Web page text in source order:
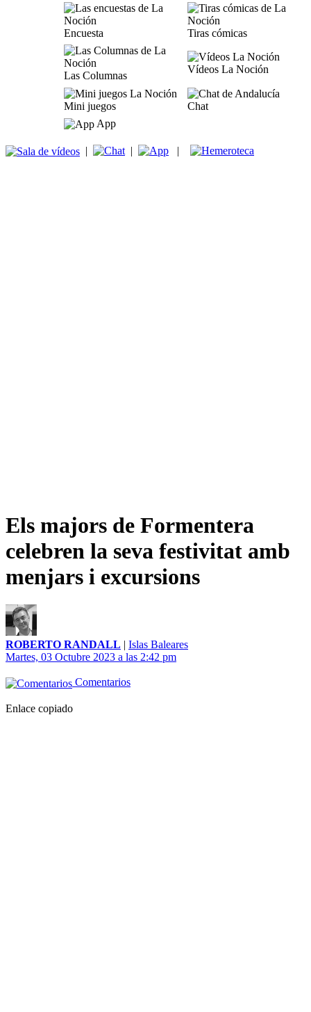
Encuesta Tiras cómicas
Las Columnas
Vídeos La Noción
Mini juegos
Chat
App
| | |
Els majors de Formentera
celebren la seva festivitat amb
menjars i excursions
ROBERTO RANDALL | Islas Baleares
Martes, 03 Octubre 2023 a las 2:42 pm
Comentarios
Enlace copiado